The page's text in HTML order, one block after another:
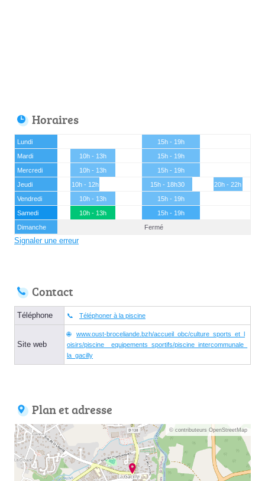
Horaires
Lundi
15h - 19h
Mardi
10h - 13h
15h - 19h
Mercredi
10h - 13h
15h - 19h
Jeudi
10h - 12h 15h - 18h30
20h - 22h
Vendredi
10h - 13h
15h - 19h
Samedi
10h - 13h
15h - 19h
Dimanche
Fermé
Signaler une erreur
Contact
Téléphone Téléphoner à la piscine
Site web
www.oust-broceliande.bzh/accueil_obc/culture_sports_et_l
oisirs/piscine__equipements_sportifs/piscine_intercommunale_
la_gacilly
Plan et adresse
© contributeurs OpenStreetMap